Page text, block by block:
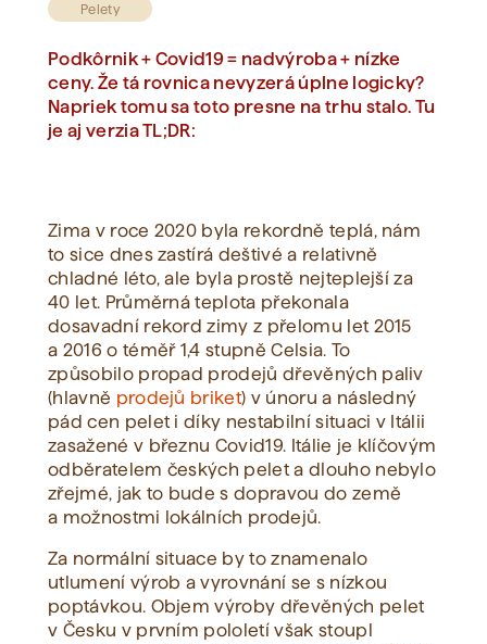
Pelety
Podkôrnik + Covid19 = nadvýroba + nízke
ceny. Že tá rovnica nevyzerá úplne logicky?
Napriek tomu sa toto presne na trhu stalo. Tu
je aj verzia TL;DR:
Zima v roce 2020 byla rekordně teplá, nám
to sice dnes zastírá deštivé a relativně
chladné léto, ale byla prostě nejteplejší za
40 let. Průměrná teplota překonala
dosavadní rekord zimy z přelomu let 2015
a 2016 o téměř 1,4 stupně Celsia. To
způsobilo propad prodejů dřevěných paliv
(hlavně prodejů briket) v únoru a následný
pád cen pelet i díky nestabilní situaci v Itálii
zasažené v březnu Covid19. Itálie je klíčovým
odběratelem českých pelet a dlouho nebylo
zřejmé, jak to bude s dopravou do země
a možnostmi lokálních prodejů.
Za normální situace by to znamenalo
utlumení výrob a vyrovnání se s nízkou
poptávkou. Objem výroby dřevěných pelet
v Česku v prvním pololetí však stoupl